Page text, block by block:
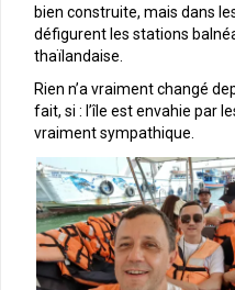
bien construite, mais dans
défigurent les stations
thaïlandaise.
Rien n’a vraiment changé
fait, si : l’île est envahie par
vraiment sympathique.